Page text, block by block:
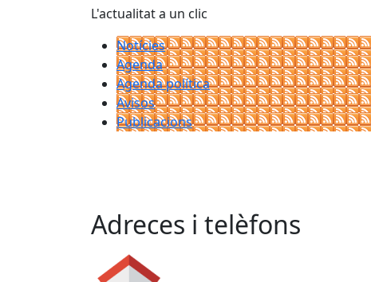
L'actualitat a un clic
Notícies
Agenda
Agenda política
Avisos
Publicacions
Adreces i telèfons